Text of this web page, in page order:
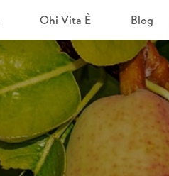
Ohi Vita È Blog